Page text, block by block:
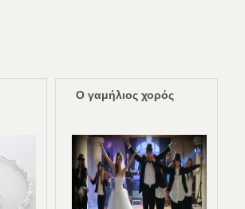
Ο γαμήλιος χορός